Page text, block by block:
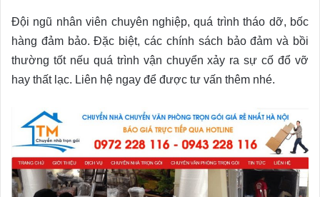
Đội ngũ nhân viên chuyên nghiệp, quá trình tháo dỡ, bốc
hàng đảm bảo. Đặc biệt, các chính sách bảo đảm và bồi
thường tốt nếu quá trình vận chuyển xảy ra sự cố đổ vỡ
hay thất lạc. Liên hệ ngay để được tư vấn thêm nhé.